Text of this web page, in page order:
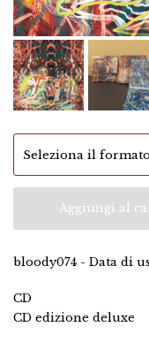
Aggiungi al
bloody074 - Data di
CD
CD edizione deluxe